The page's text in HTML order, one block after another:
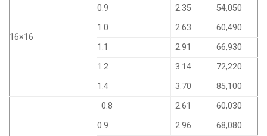
16×16
0.9
2.35
54,050
1.0
2.63
60,490
1.1
2.91
66,930
1.2
3.14
72,220
1.4
3.70 85,100
0.8 2.61
60,030
0.9
2.96
68,080